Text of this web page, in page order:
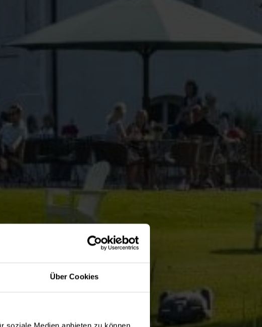
Über Cookies